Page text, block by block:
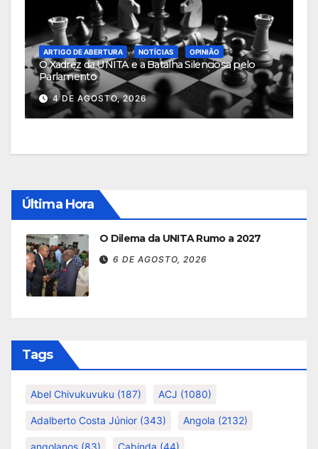
ARTIGO DE ABERTURA NOTÍCIAS OPINIÃO
O Xadrez da UNITA e a Batalha Silenciosa pelo
Parlamento
4 DE AGOSTO, 2026
Última Hora
O Dilema da UNITA Rumo a 2027
6 DE AGOSTO, 2026
Tags
Abel Chivukuvuku (187) ACJ (1080)
Adalberto Costa Júnior (343) Angola (2132)
angolanos (83) Cabinda (44)